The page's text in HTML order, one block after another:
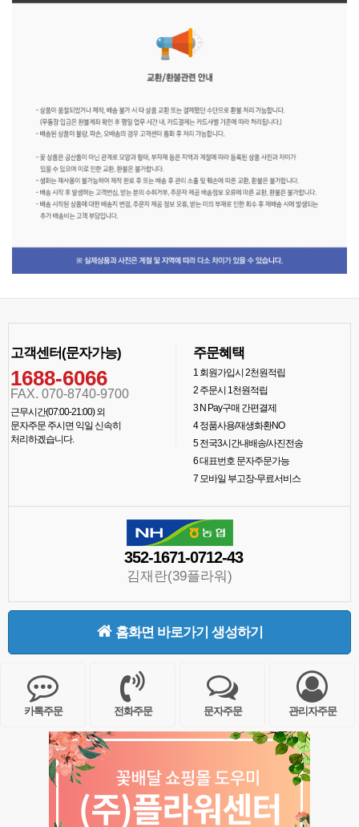
고객센터(문자가능)
1688-6066
FAX. 070-8740-9700
근무시간(07:00-21:00) 외
문자주문 주시면 익일 신속히
처리하겠습니다.
주문혜택
1회원가입시 2천원적립
2주문시 1천원적립
3N Pay구매 간편결제
4정품사용/재생화환NO
5전국3시간내배송/사진전송
6대표번호 문자주문가능
7모바일 부고장-무료서비스
352-1671-0712-43
김재란(39플라워)
홈화면 바로가기 생성하기
카톡주문 전화주문 문자주문 관리자주문